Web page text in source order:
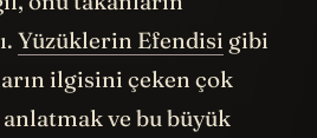
onu takanların
Yüzüklerin Efendisigibi
ilgisini çeken çok